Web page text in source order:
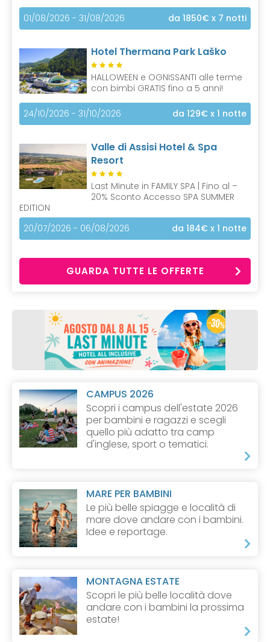
01/08/2026 - 31/08/2026 da 1850€ x 7 notti
Hotel Thermana Park Laško
HALLOWEEN e OGNISSANTI alle terme
con bimbi GRATIS fino a 5 anni!
24/10/2026 - 31/10/2026 da 129€ x 1 notte
Valle di Assisi Hotel & Spa
Resort
Last Minute in FAMILY SPA | Fino al –
20% Sconto Accesso SPA SUMMER
EDITION
20/07/2026 - 06/08/2026
da 184€ x 1 notte
GUARDA TUTTE LE OFFERTE
CAMPUS 2026
Scopri i campus dell'estate 2026
per bambini e ragazzi e scegli
quello più adatto tra camp
d'inglese, sport o tematici.
MARE PER BAMBINI
Le più belle spiagge e località di
mare dove andare con i bambini.
Idee e reportage.
MONTAGNA ESTATE
Scopri le più belle località dove
andare con i bambini la prossima
estate!